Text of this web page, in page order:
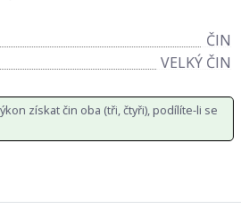
ČIN
VELKÝ ČIN
získat čin oba (tři, čtyři), podílíte-li se